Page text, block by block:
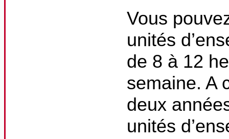
Vous
unités
de 8 à 12
semaine. A
deux
unités